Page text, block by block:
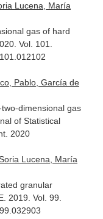
Lucena, María
gas of hard
Vol. 101.
Pablo, García de
dimensional gas
of Statistical
. 2020
Lucena, María
granular
. 2019. Vol. 99.